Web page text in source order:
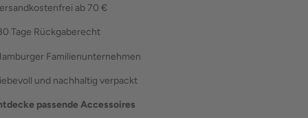
ab 70 €
Tage Rückgaberecht
Familienunternehmen
und nachhaltig verpackt
passende Accessoires